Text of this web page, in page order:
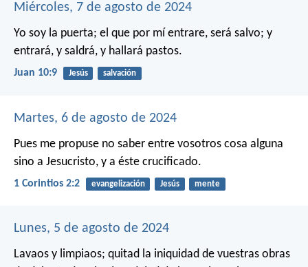
Miércoles, 7 de agosto de 2024
Yo soy la puerta; el que por mí entrare, será salvo; y
entrará, y saldrá, y hallará pastos.
Juan 10:9 Jesús salvación
Martes, 6 de agosto de 2024
Pues me propuse no saber entre vosotros cosa alguna
sino a Jesucristo, y a éste crucificado.
1 Corintios 2:2 evangelización Jesús mente
Lunes, 5 de agosto de 2024
Lavaos y limpiaos; quitad la iniquidad de vuestras obras